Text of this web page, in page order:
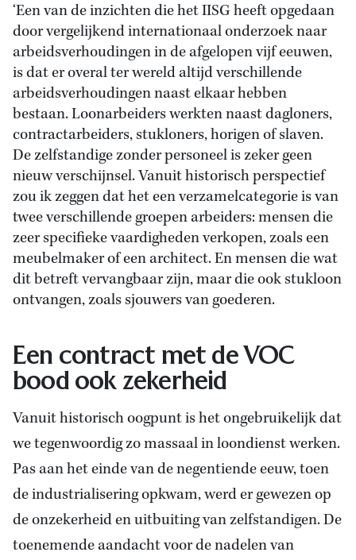
‘Een van de inzichten die het IISG heeft opgedaan
door vergelijkend internationaal onderzoek naar
arbeidsverhoudingen in de afgelopen vijf eeuwen,
is dat er overal ter wereld altijd verschillende
arbeidsverhoudingen naast elkaar hebben
bestaan. Loonarbeiders werkten naast dagloners,
contractarbeiders, stukloners, horigen of slaven.
De zelfstandige zonder personeel is zeker geen
nieuw verschijnsel. Vanuit historisch perspectief
zou ik zeggen dat het een verzamelcategorie is van
twee verschillende groepen arbeiders: mensen die
zeer specifieke vaardigheden verkopen, zoals een
meubelmaker of een architect. En mensen die wat
dit betreft vervangbaar zijn, maar die ook stukloon
ontvangen, zoals sjouwers van goederen.
Een contract met de VOC
bood ook zekerheid
Vanuit historisch oogpunt is het ongebruikelijk dat
we tegenwoordig zo massaal in loondienst werken.
Pas aan het einde van de negentiende eeuw, toen
de industrialisering opkwam, werd er gewezen op
de onzekerheid en uitbuiting van zelfstandigen. De
toenemende aandacht voor de nadelen van